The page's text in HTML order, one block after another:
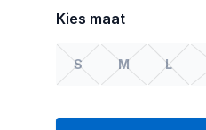
Kies maat
S M L